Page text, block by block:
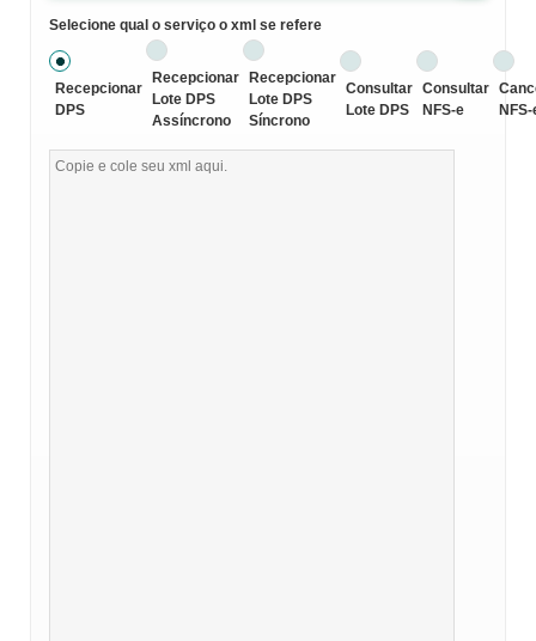
Selecione qual o serviço o xml se refere
Recepcionar
DPS
Recepcionar
Lote DPS
Assíncrono
Recepcionar
Lote DPS
Síncrono
Consultar
Lote DPS
Consultar
NFS-e
NFS-